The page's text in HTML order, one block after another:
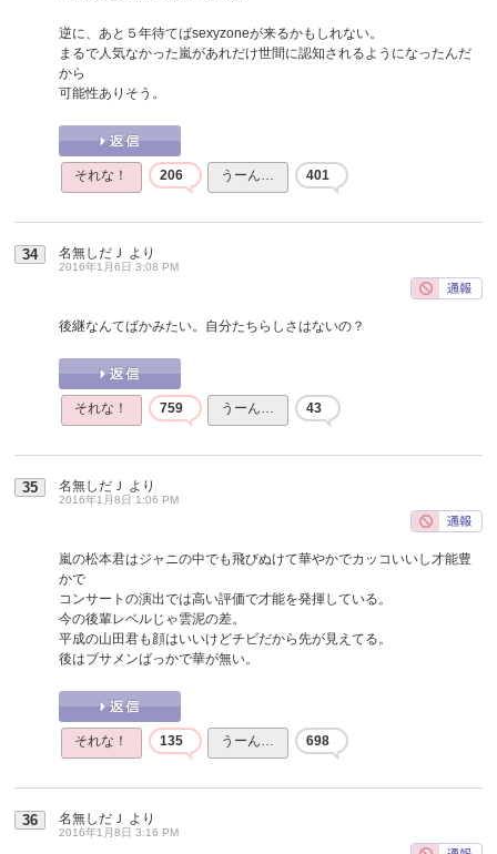
逆に、あと５年待てばsexyzoneが来るかもしれない。
まるで人気なかった嵐があれだけ世間に認知されるようになったんだ
から
可能性ありそう。
それな！ 206 うーん… 401
34 名無しだＪ より
2016年1月6日 3:08 PM
後継なんてばかみたい。自分たちらしさはないの？
それな！ 759 うーん… 43
35 名無しだＪ より
2016年1月8日 1:06 PM
嵐の松本君はジャニの中でも飛びぬけて華やかでカッコいいし才能豊
かで
コンサートの演出では高い評価で才能を発揮している。
今の後輩レベルじゃ雲泥の差。
平成の山田君も顔はいいけどチビだから先が見えてる。
後はブサメンばっかで華が無い。
それな！ 135 うーん… 698
36 名無しだＪ より
2016年1月8日 3:16 PM